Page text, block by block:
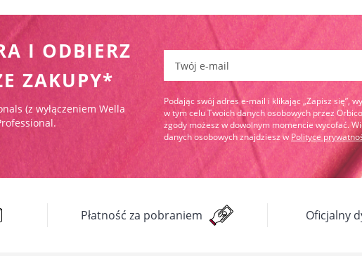
I ODBIERZ
ZAKUPY*
(z wyłączeniem Wella
Podając swój adres e-mail i klikając „Zapisz się”,
w tym celu Twoich danych osobowych przez
zgody możesz w dowolnym momencie wycofać.
danych osobowych znajdziesz w Polityce
Płatność za pobraniem Oficjalny